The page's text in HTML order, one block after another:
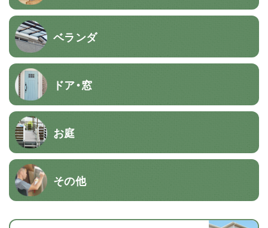
ベランダ
ドア・窓
お庭
その他